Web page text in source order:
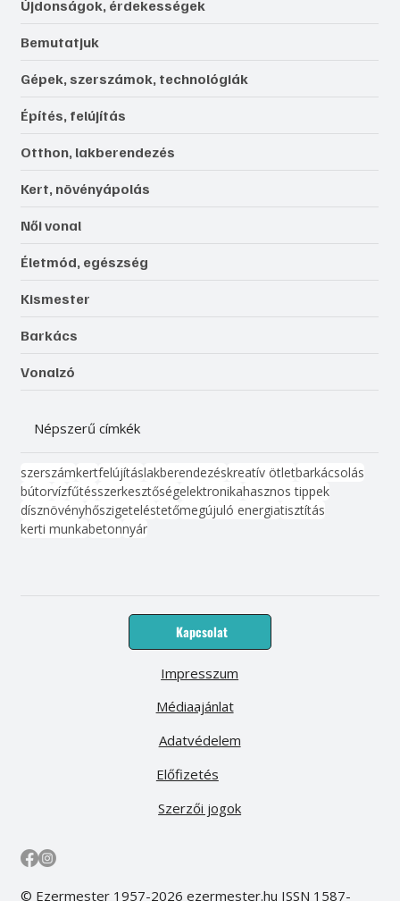
Újdonságok, érdekességek
Bemutatjuk
Gépek, szerszámok, technológiák
Építés, felújítás
Otthon, lakberendezés
Kert, növényápolás
Női vonal
Életmód, egészség
Kismester
Barkács
Vonalzó
Népszerű címkék
szerszámkertfelújításlakberendezéskreatív ötletbarkácsolás
bútorvízfűtésszerkesztőségelektronikahasznos tippek
dísznövényhőszigeteléstetőmegújuló energiatisztítás
kerti munkabetonnyár
Kapcsolat
Médiaajánlat
Előfizetés
Impresszum
Adatvédelem
Szerzői jogok
© Ezermester 1957-2026 ezermester.hu ISSN 1587-